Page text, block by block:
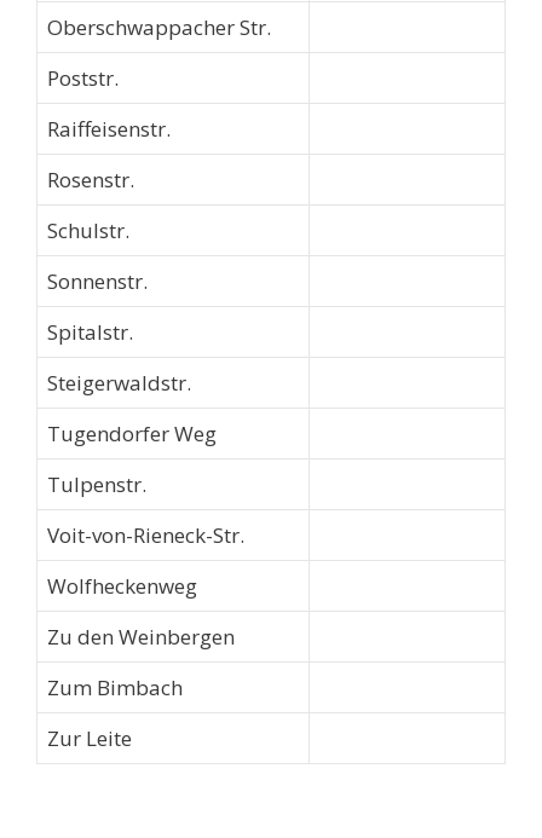
Oberschwappacher Str.
Poststr.
Raiffeisenstr.
Rosenstr.
Schulstr.
Sonnenstr.
Spitalstr.
Steigerwaldstr.
Tugendorfer Weg
Tulpenstr.
Voit-von-Rieneck-Str.
Wolfheckenweg
Zu den Weinbergen
Zum Bimbach
Zur Leite